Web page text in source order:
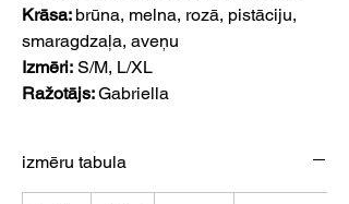
Krāsa: brūna, melna, rozā, pistāciju,
smaragdzaļa, aveņu
Izmēri: S/M, L/XL
Ražotājs:Gabriella
izmēru tabula